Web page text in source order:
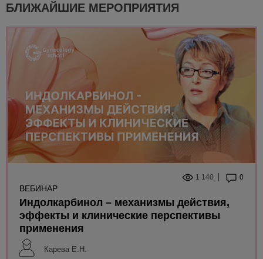
БЛИЖАЙШИЕ МЕРОПРИЯТИЯ
1 140 0
ВЕБИНАР
Индолкарбинол – механизмы действия,
эффекты и клинические перспективы
применения
Карева Е.Н.